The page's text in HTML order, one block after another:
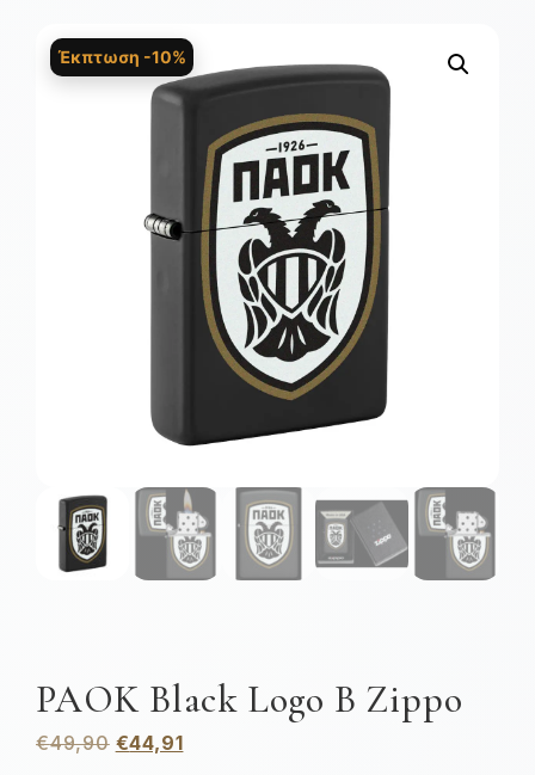
Έκπτωση -10%
PAOK Black Logo B Zippo
€49,90 €44,91